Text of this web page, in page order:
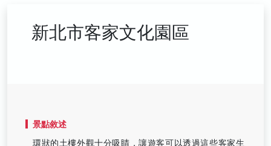
新北市客家文化園區
景點敘述
環狀的土樓外觀十分吸睛，讓遊客可以透過這些客家生